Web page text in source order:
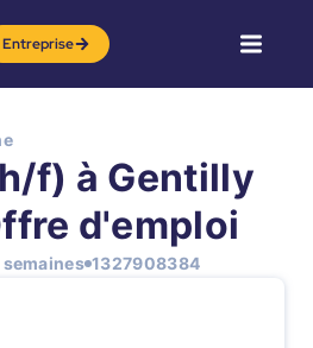
Entreprise
f) à Gentilly
d'emploi
semaines 1327908384